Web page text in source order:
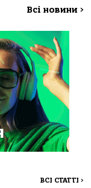
Всі новини >
ВСІ СТАТТІ >